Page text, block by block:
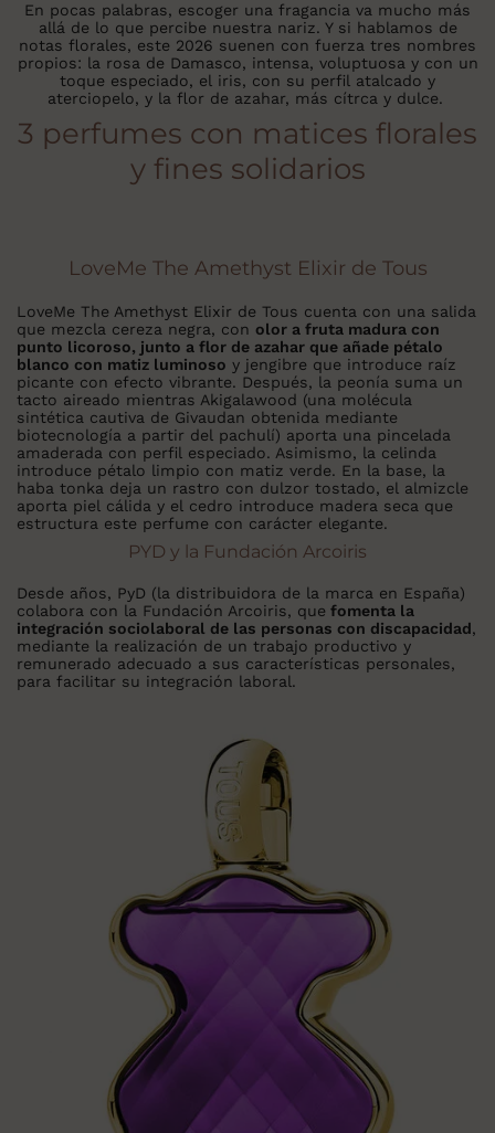
En pocas palabras, escoger una fragancia va mucho más
allá de lo que percibe nuestra nariz. Y si hablamos de
notas florales, este 2026 suenen con fuerza tres nombres
propios: la rosa de Damasco, intensa, voluptuosa y con un
toque especiado, el iris, con su perfil atalcado y
aterciopelo, y la flor de azahar, más cítrca y dulce.
3 perfumes con matices florales
y fines solidarios
LoveMe The Amethyst Elixir de Tous
LoveMe The Amethyst Elixir de Tous cuenta con una salida
que mezcla cereza negra, con olor a fruta madura con
punto licoroso, junto a flor de azahar que añade pétalo
blanco con matiz luminoso y jengibre que introduce raíz
picante con efecto vibrante. Después, la peonía suma un
tacto aireado mientras Akigalawood (una molécula
sintética cautiva de Givaudan obtenida mediante
biotecnología a partir del pachulí) aporta una pincelada
amaderada con perfil especiado. Asimismo, la celinda
introduce pétalo limpio con matiz verde. En la base, la
haba tonka deja un rastro con dulzor tostado, el almizcle
aporta piel cálida y el cedro introduce madera seca que
estructura este perfume con carácter elegante.
PYD y la Fundación Arcoiris
Desde años, PyD (la distribuidora de la marca en España)
colabora con la Fundación Arcoiris, que fomenta la
integración sociolaboral de las personas con discapacidad,
mediante la realización de un trabajo productivo y
remunerado adecuado a sus características personales,
para facilitar su integración laboral.